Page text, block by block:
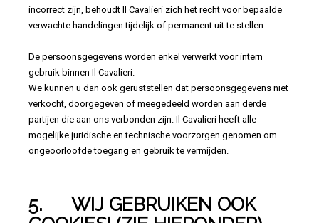
incorrect zijn, behoudt Il Cavalieri zich het recht voor bepaalde
verwachte handelingen tijdelijk of permanent uit te stellen.
De persoonsgegevens worden enkel verwerkt voor intern
gebruik binnen Il Cavalieri.
We kunnen u dan ook geruststellen dat persoonsgegevens niet
verkocht, doorgegeven of meegedeeld worden aan derde
partijen die aan ons verbonden zijn. Il Cavalieri heeft alle
mogelijke juridische en technische voorzorgen genomen om
ongeoorloofde toegang en gebruik te vermijden.
5. WIJ GEBRUIKEN OOK